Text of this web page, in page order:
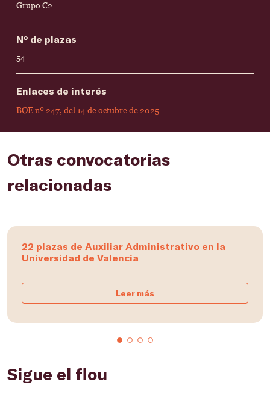
Grupo C2
Nº de plazas
54
Enlaces de interés
BOE nº 247, del 14 de octubre de 2025
Otras convocatorias
relacionadas
22 plazas de Auxiliar Administrativo en la
Universidad de Valencia
Leer más
Sigue el flou